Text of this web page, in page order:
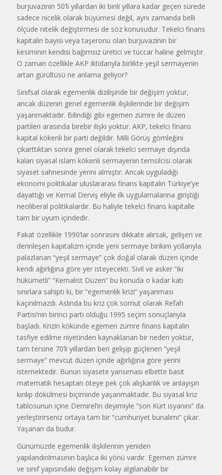
burjuvazinin 50’li yıllardan iki binli yıllara kadar geçen sürede
sadece nicelik olarak büyümesi değil, aynı zamanda belli
ölçüde nitelik değiştirmesi de söz konusudur. Tekelci finans
kapitalin bayisi veya taşeronu olan burjuvazinin bir
kesiminin kendisi bağımsız üretici ve tüccar haline gelmiştir.
O zaman özellikle AKP iktidarıyla birlikte yeşil sermayenin
artan gürültüsü ne anlama geliyor?
Sınıfsal olarak egemenlik dizilişinde bir değişim yoktur,
ancak düzenin genel egemenlik ilişkilerinde bir değişim
yaşanmaktadır. Bilindiği gibi egemen zümre ile düzen
partileri arasında birebir ilişki yoktur. AKP, tekelci finans
kapital kökenli bir parti değildir. Milli Görüş gömleğini
çıkarttıktan sonra genel olarak tekelci sermaye dışında
kalan siyasal islam kökenli sermayenin temsilcisi olarak
siyaset sahnesinde yerini almıştır. Ancak uyguladığı
ekonomi politikalar uluslararası finans kapitalin Türkiye’ye
dayattığı ve Kemal Derviş eliyle ilk uygulamalarına giriştiği
neoliberal politikalardır. Bu haliyle tekelci finans kapitalle
tam bir uyum içindedir.
Fakat özellikle 1990’lar sonrasını dikkate alırsak, gelişen ve
derinleşen kapitalizm içinde yeni sermaye birikim yollarıyla
palazlanan “yeşil sermaye” çok doğal olarak düzen içinde
kendi ağırlığına göre yer isteyecekti. Sivil ve asker “iki
hükümetli” “Kemalist Düzen” bu konuda o kadar katı
sınırlara sahipti ki, bir “egemenlik krizi” yaşanması
kaçınılmazdı. Aslında bu kriz çok somut olarak Refah
Partisi’nin birinci parti olduğu 1995 seçim sonuçlarıyla
başladı. Krizin kökünde egemen zümre finans kapitalin
tasfiye edilme niyetinden kaynaklanan bir neden yoktur,
tam tersine 70’li yıllardan beri gelişip güçlenen “yeşil
sermaye” mevcut düzen içinde ağırlığına göre yerini
istemektedir. Bunun siyasete yansıması elbette basit
matematik hesaptan öteye pek çok alışkanlık ve anlayışın
kırılıp dökülmesi biçiminde yaşanmaktadır. Bu siyasal kriz
tablosunun içine Demirel’in deyimiyle “son Kürt isyanını” da
yerleştirirseniz ortaya tam bir “cumhuriyet bunalımı” çıkar.
Yaşanan da budur.
Günümüzde egemenlik ilişkilerinin yeniden
yapılandırılmasının başlıca iki yönü vardır. Egemen zümre
ve sınıf yapısındaki değişim kolay algılanabilir bir